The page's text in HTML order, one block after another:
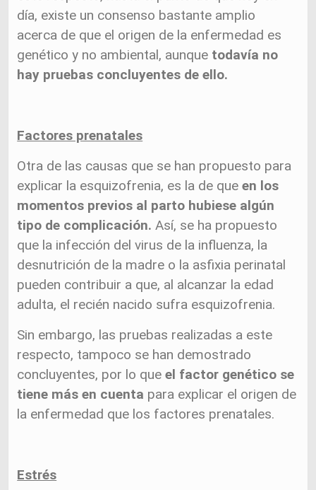
día, existe un consenso bastante amplio
acerca de que el origen de la enfermedad es
genético y no ambiental, aunque todavía no
hay pruebas concluyentes de ello.
Factores prenatales
Otra de las causas que se han propuesto para
explicar la esquizofrenia, es la de que en los
momentos previos al parto hubiese algún
tipo de complicación. Así, se ha propuesto
que la infección del virus de la influenza, la
desnutrición de la madre o la asfixia perinatal
pueden contribuir a que, al alcanzar la edad
adulta, el recién nacido sufra esquizofrenia.
Sin embargo, las pruebas realizadas a este
respecto, tampoco se han demostrado
concluyentes, por lo queel factor genético se
tiene más en cuenta para explicar el origen de
la enfermedad que los factores prenatales.
Estrés